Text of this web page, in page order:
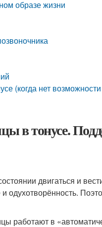
образе жизни
(когда нет
в тонусе.
двигаться и
одухотворённость.
работают в